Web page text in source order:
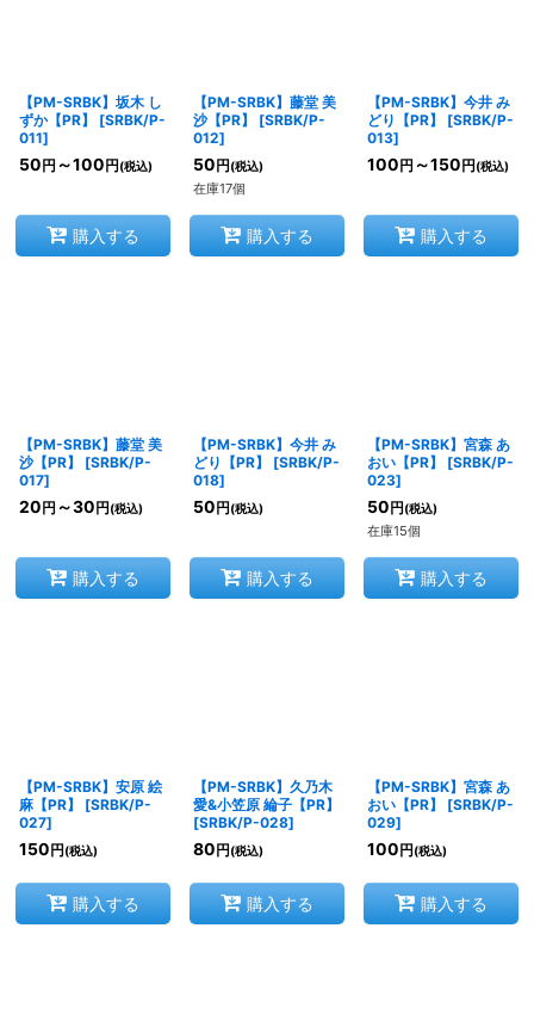
【PM-SRBK】坂木 し
ずか【PR】
[SRBK/P-
011]
50 円 ～100 円 (税込)
購入する
【PM-SRBK】藤堂 美
沙【PR】
[SRBK/P-
012]
50 円 (税込)
在庫17個
購入する
【PM-SRBK】今井 み
どり【PR】
[SRBK/P-
013]
100 円 ～150 円 (税込)
購入する
【PM-SRBK】藤堂 美
沙【PR】
[SRBK/P-
017]
20 円 ～30 円 (税込)
購入する
【PM-SRBK】今井 み
どり【PR】
[SRBK/P-
018]
50 円 (税込)
購入する
【PM-SRBK】宮森 あ
おい【PR】
[SRBK/P-
023]
50 円 (税込)
在庫15個
購入する
【PM-SRBK】安原 絵
麻【PR】
[SRBK/P-
027]
150 円 (税込)
購入する
【PM-SRBK】久乃木
愛&小笠原 綸子【PR】
[SRBK/P-028]
80 円 (税込)
購入する
【PM-SRBK】宮森 あ
おい【PR】
[SRBK/P-
029]
100 円 (税込)
購入する